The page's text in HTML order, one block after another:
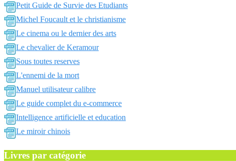
Petit Guide de Survie des Etudiants
Michel Foucault et le christianisme
Le cinema ou le dernier des arts
Le chevalier de Keramour
Sous toutes reserves
L'ennemi de la mort
Manuel utilisateur calibre
Le guide complet du e-commerce
Intelligence artificielle et education
Le miroir chinois
Livres par catégorie